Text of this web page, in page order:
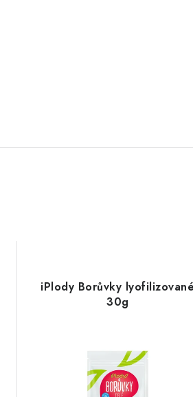
iPlody Borůvky lyofilizované
30g